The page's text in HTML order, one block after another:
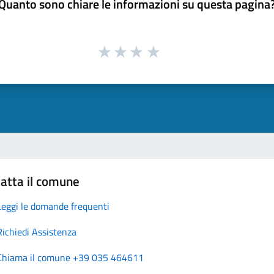
sono chiare le informazioni su questa
il comune
le domande frequenti
Assistenza
il comune +39 035 464611